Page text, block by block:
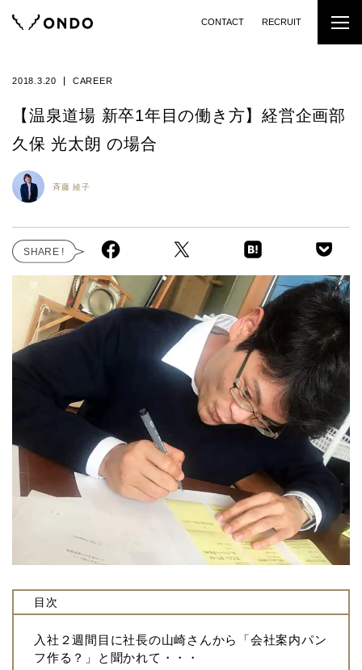
CONTACT RECRUIT
2018.3.20 CAREER
【温泉道場 新卒1年目の働き方】経営企画部
久保 光太朗 の場合
斉藤 綾子
目次
入社２週間目に社長の山崎さんから「会社案内パン
フ作る？」と聞かれて・・・